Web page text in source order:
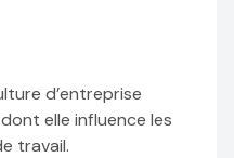
d’entreprise
elle influence les
travail.